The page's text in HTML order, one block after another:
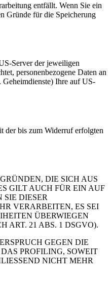
entfällt. Wenn Sie ein
Gründe für die Speicherung
Server der jeweiligen
personenbezogene Daten an
Geheimdienste) Ihre auf US-
der bis zum Widerruf erfolgten
DIE SICH AUS
GILT AUCH FÜR EIN AUF
DIESER
VERARBEITEN, ES SEI
ÜBERWIEGEN
ART. 21 ABS. 1 DSGVO).
GEGEN DIE
PROFILING, SOWEIT
NICHT MEHR